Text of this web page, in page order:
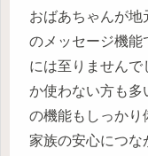
おばあちゃんが地
のメッセージ機能
には至りませんで
か使わない方も多
の機能もしっかり
家族の安心につな